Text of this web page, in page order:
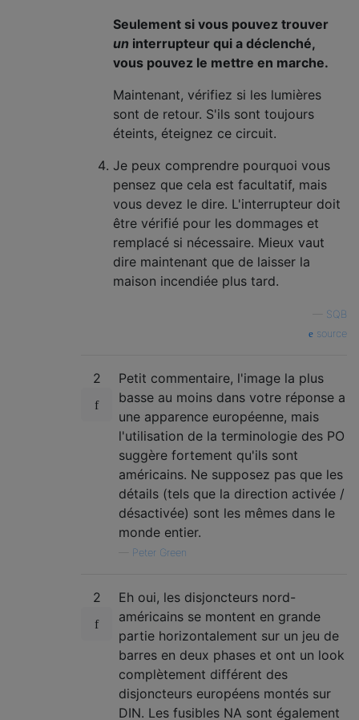
Seulement si vous pouvez trouver
un interrupteur qui a déclenché,
vous pouvez le mettre en marche.
Maintenant, vérifiez si les lumières
sont de retour. S'ils sont toujours
éteints, éteignez ce circuit.
Je peux comprendre pourquoi vous
pensez que cela est facultatif, mais
vous devez le dire. L'interrupteur doit
être vérifié pour les dommages et
remplacé si nécessaire. Mieux vaut
dire maintenant que de laisser la
maison incendiée plus tard.
SQB
source
2
Petit commentaire, l'image la plus
basse au moins dans votre réponse a
une apparence européenne, mais
l'utilisation de la terminologie des PO
suggère fortement qu'ils sont
américains. Ne supposez pas que les
détails (tels que la direction activée /
désactivée) sont les mêmes dans le
monde entier.
Peter Green
2
Eh oui, les disjoncteurs nord-
américains se montent en grande
partie horizontalement sur un jeu de
barres en deux phases et ont un look
complètement différent des
disjoncteurs européens montés sur
DIN. Les fusibles NA sont également